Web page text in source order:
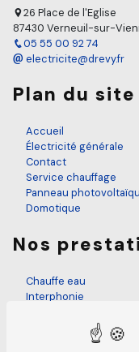
26 Place de l'Eglise
87430 Verneuil-sur-
05 55 00 92 74
electricite@drevy.fr
Plan du site
Accueil
Électricité générale
Contact
Service chauffage
Panneau
Domotique
Nos
Chauffe eau
Interphonie
Panneau
Mise en normes